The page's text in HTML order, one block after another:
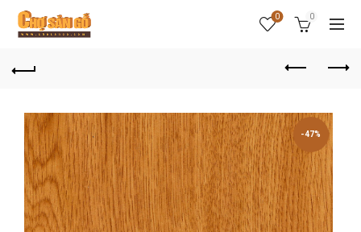
0 0
-47%